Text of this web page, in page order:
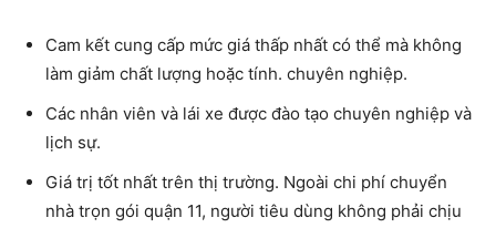
Cam kết cung cấp mức giá thấp nhất có thể mà không
làm giảm chất lượng hoặc tính. chuyên nghiệp.
Các nhân viên và lái xe được đào tạo chuyên nghiệp và
lịch sự.
Giá trị tốt nhất trên thị trường. Ngoài chi phí chuyển
nhà trọn gói quận 11, người tiêu dùng không phải chịu